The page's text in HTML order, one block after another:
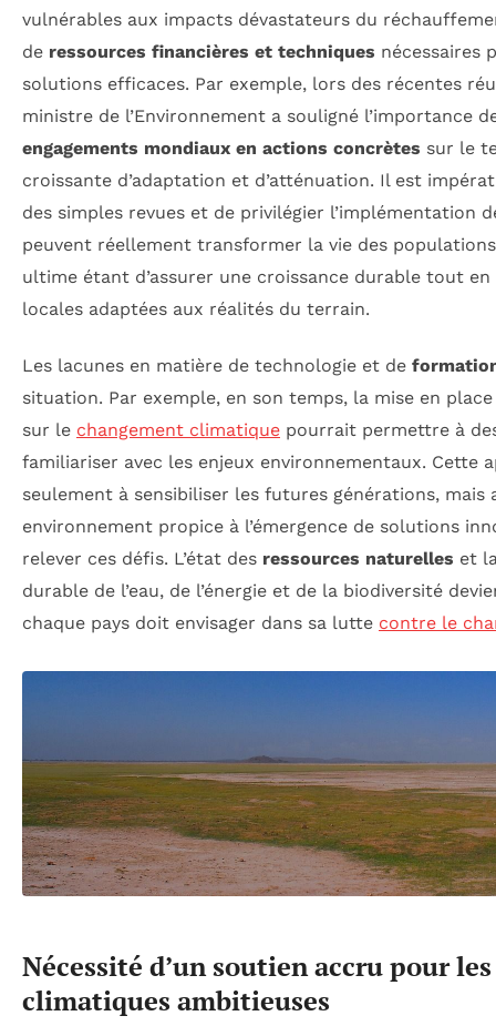
vulnérables aux impacts dévastateurs du
de ressources financières et techniques nécessaires
solutions efficaces. Par exemple, lors des récentes
ministre de l’Environnement a souligné l’importance
engagements mondiaux en actions concrètes sur le
croissante d’adaptation et d’atténuation. Il est
des simples revues et de privilégier l’implémentation
peuvent réellement transformer la vie des populations
ultime étant d’assurer une croissance durable tout
locales adaptées aux réalités du terrain.
Les lacunes en matière de technologie et de
situation. Par exemple, en son temps, la mise en
sur le changement climatique pourrait permettre à
familiariser avec les enjeux environnementaux. Cette
seulement à sensibiliser les futures générations, mais
environnement propice à l’émergence de solutions
relever ces défis. L’état des ressources naturelles et
durable de l’eau, de l’énergie et de la biodiversité
chaque pays doit envisager dans sa lutte contre le
Nécessité d’un soutien accru pour
climatiques ambitieuses